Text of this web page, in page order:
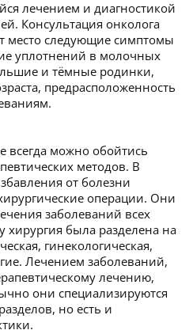
лечением и диагностикой
Консультация онколога
место следующие симптомы
уплотнений в молочных
и тёмные родинки,
предрасположенность
всегда можно обойтись
методов. В
от болезни
операции. Они
заболеваний всех
хирургия была разделена на
гинекологическая,
Лечением заболеваний,
лечению,
они специализируются
но есть и